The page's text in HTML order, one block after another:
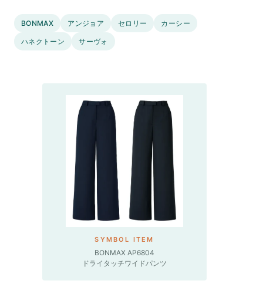
BONMAX アンジョア セロリー カーシー
ハネクトーン サーヴォ
SYMBOL ITEM
BONMAX AP6804
ドライタッチワイドパンツ